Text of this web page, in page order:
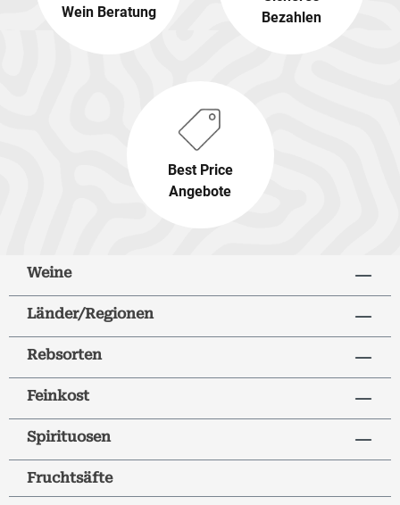
Wein Beratung
Bezahlen
Best Price
Angebote
Weine
Länder/Regionen
Rebsorten
Feinkost
Spirituosen
Fruchtsäfte